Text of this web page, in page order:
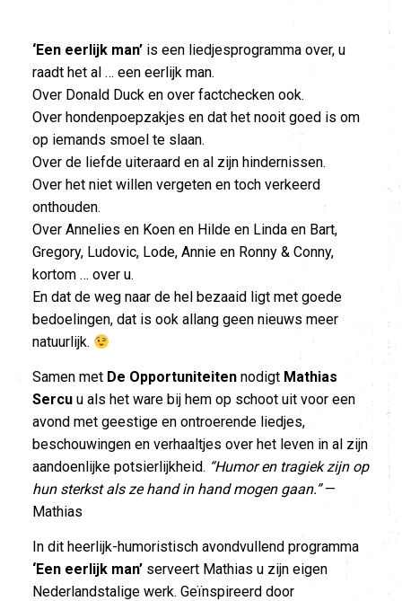
‘Een eerlijk man’is een liedjesprogramma over, u
raadt het al … een eerlijk man.
Over Donald Duck en over factchecken ook.
Over hondenpoepzakjes en dat het nooit goed is om
op iemands smoel te slaan.
Over de liefde uiteraard en al zijn hindernissen.
Over het niet willen vergeten en toch verkeerd
onthouden.
Over Annelies en Koen en Hilde en Linda en Bart,
Gregory, Ludovic, Lode, Annie en Ronny & Conny,
kortom … over u.
En dat de weg naar de hel bezaaid ligt met goede
bedoelingen, dat is ook allang geen nieuws meer
natuurlijk.
Samen met De Opportuniteitennodigt Mathias
Sercuu als het ware bij hem op schoot uit voor een
avond met geestige en ontroerende liedjes,
beschouwingen en verhaaltjes over het leven in al zijn
aandoenlijke potsierlijkheid. “Humor en tragiek zijn op
hun sterkst als ze hand in hand mogen gaan.”—
Mathias
In dit heerlijk-humoristisch avondvullend programma
‘Een eerlijk man’serveert Mathias u zijn eigen
Nederlandstalige werk. Geïnspireerd door